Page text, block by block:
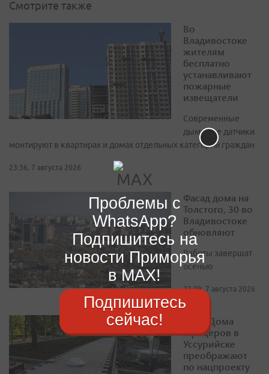
Смотрите также
Во
Владивостоке
жителям
бесплатно
устанавливают
пожарные
извещатели
Современные
дымовые датчики
монтируют в квартирах и домах отдельных категорий граждан
23:36, 7 августа 2026
Фасад дома на
Толстого, 30 во
Владивостоке
обновляют
Работы завершат
осенью
22:29, 7 августа 2026
Парк Дома
офицеров в
Уссурийске
преображают
по нацпроекту
Проблемы с
WhatsApp?
Подпишитесь на
новости Приморья
в MAX!
Подпишитесь
сейчас!